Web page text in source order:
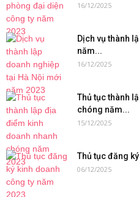
16/12/2025
Dịch vụ thành
năm...
16/12/2025
Thủ tục thành
chóng năm...
15/12/2025
Thủ tục đăng
06/12/2025